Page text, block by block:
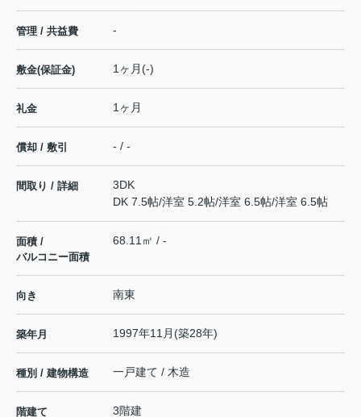
管理 / 共益費 -
敷金(保証金) 1ヶ月(-)
礼金 1ヶ月
償却 / 敷引 - / -
間取り / 詳細
3DK
DK 7.5帖/洋室 5.2帖/洋室 6.5帖/洋室 6.5帖
面積 /
バルコニー面積
68.11㎡ / -
向き 南東
築年月 1997年11月(築28年)
種別 / 建物構造 一戸建て / 木造
階建て 3階建